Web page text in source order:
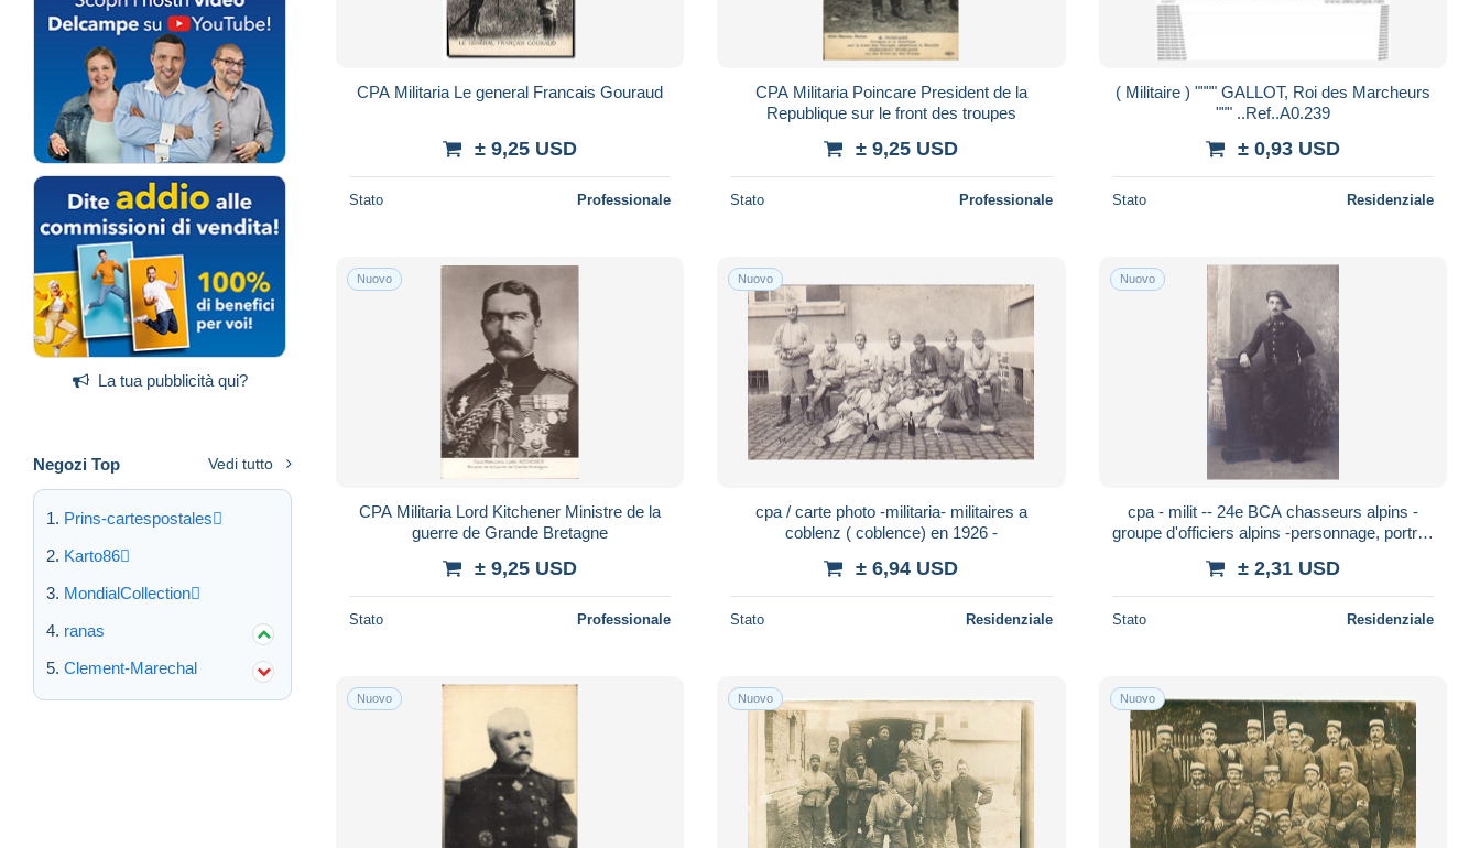
La tua pubblicità qui?
Negozi Top Vedi tutto
Prins-cartespostales
Karto86
MondialCollection
ranas
Clement-Marechal
CPA Militaria Le general Francais Gouraud
± 9,25 USD
Stato Professionale
CPA Militaria Poincare President de la
Republique sur le front des troupes
± 9,25 USD
Stato Professionale
( Militaire ) """" GALLOT, Roi des Marcheurs
""" ..Ref..A0.239
± 0,93 USD
Stato Residenziale
Nuovo
CPA Militaria Lord Kitchener Ministre de la
guerre de Grande Bretagne
± 9,25 USD
Stato Professionale
Nuovo
cpa / carte photo -militaria- militaires a
coblenz ( coblence) en 1926 -
± 6,94 USD
Stato Residenziale
Nuovo
cpa - milit -- 24e BCA chasseurs alpins -
groupe d'officiers alpins -personnage, portrait
± 2,31 USD
Stato Residenziale
Nuovo Nuovo Nuovo